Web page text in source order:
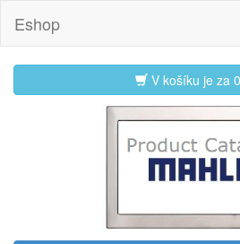
Eshop
V košíku je za